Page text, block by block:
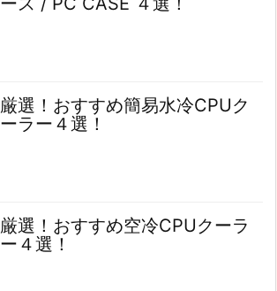
厳選！おすすめ簡易水冷CPUク
ーラー４選！
厳選！おすすめ空冷CPUクーラ
ー４選！